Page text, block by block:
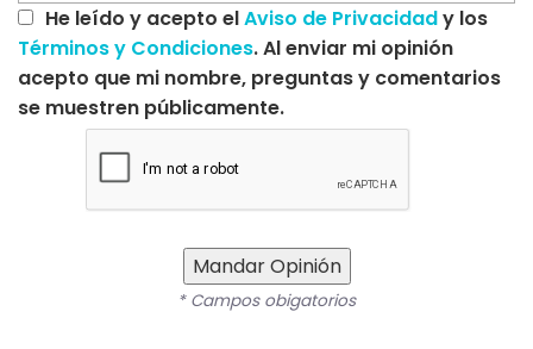
He leído y acepto elAviso de Privacidady los
Términos y Condiciones. Al enviar mi opinión
acepto que mi nombre, preguntas y comentarios
se muestren públicamente.
Mandar Opinión
* Campos obigatorios